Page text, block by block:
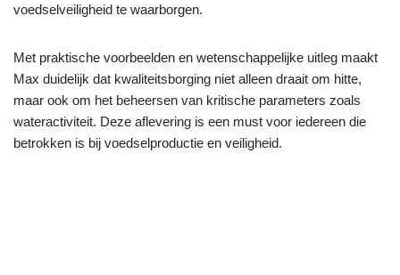
voedselveiligheid te waarborgen.
Met praktische voorbeelden en wetenschappelijke uitleg maakt
Max duidelijk dat kwaliteitsborging niet alleen draait om hitte,
maar ook om het beheersen van kritische parameters zoals
wateractiviteit. Deze aflevering is een must voor iedereen die
betrokken is bij voedselproductie en veiligheid.